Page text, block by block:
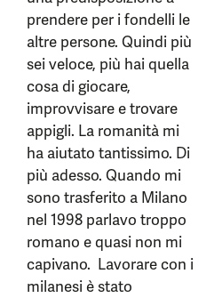
prendere per i fondelli le
altre persone. Quindi più
sei veloce, più hai quella
cosa di giocare,
improvvisare e trovare
appigli. La romanità mi
ha aiutato tantissimo. Di
più adesso. Quando mi
sono trasferito a Milano
nel 1998 parlavo troppo
romano e quasi non mi
capivano. Lavorare con i
milanesi è stato